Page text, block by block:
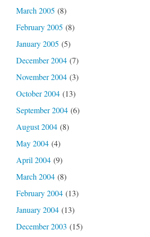
March 2005 (8)
February 2005 (8)
January 2005 (5)
December 2004(7)
November 2004(3)
October 2004(13)
September 2004(6)
August 2004(8)
May 2004(4)
April 2004(9)
March 2004(8)
February 2004(13)
January 2004(13)
December 2003 (15)